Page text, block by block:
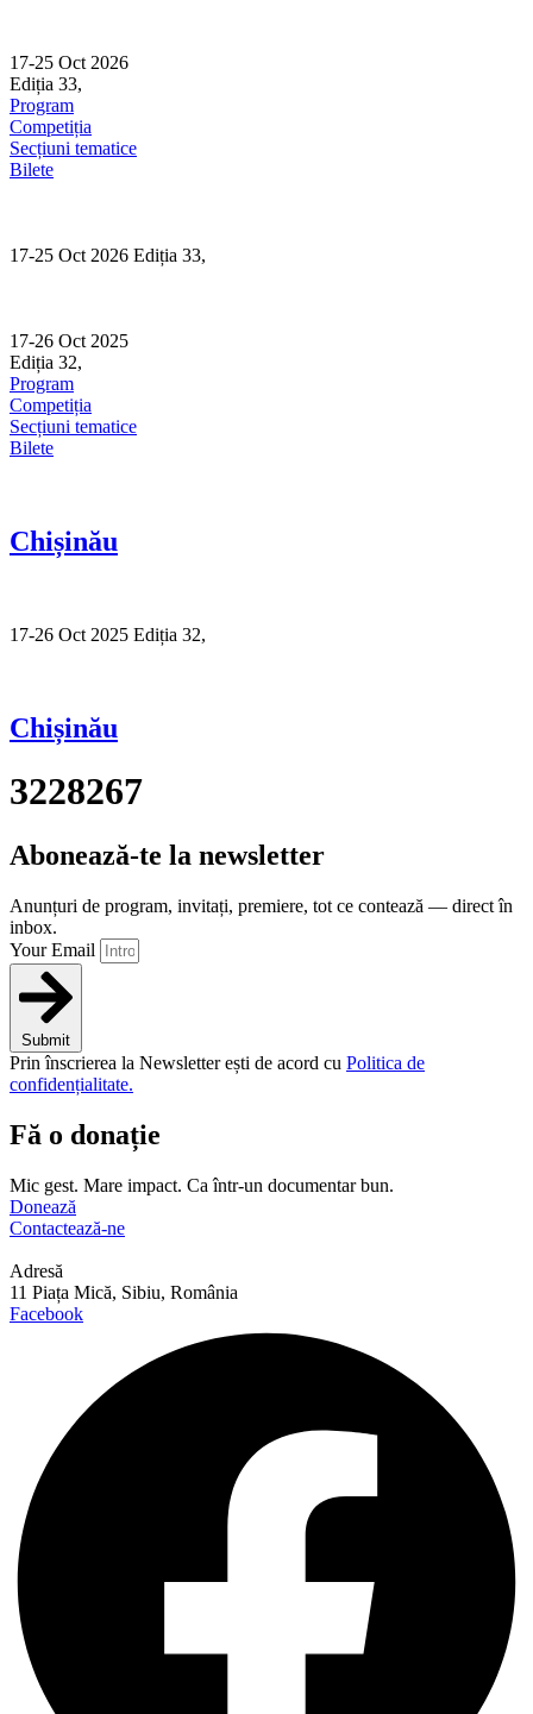
content
17-25 Oct 2026
Ediția 33,
Program
Competiția
Secțiuni tematice
Bilete
17-25 Oct 2026 Ediția 33,
17-26 Oct 2025
Ediția 32,
Program
Competiția
Secțiuni tematice
Bilete
Chișinău
17-26 Oct 2025 Ediția 32,
Chișinău
3228267
Abonează-te la newsletter
Anunțuri de program, invitați, premiere, tot ce contează — direct în
inbox.
Your Email
Submit
Prin înscrierea la Newsletter ești de acord cu Politica de
confidențialitate.
Fă o donație
Mic gest. Mare impact. Ca într-un documentar bun.
Donează
Contactează-ne
Adresă
11 Piața Mică, Sibiu, România
Facebook